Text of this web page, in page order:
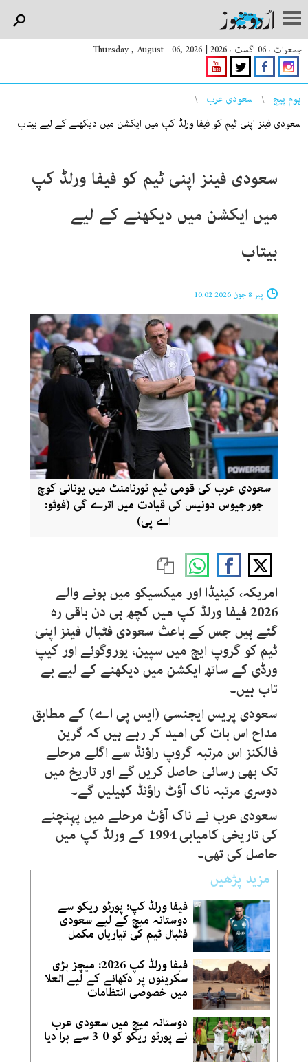
جمعرات ، 06 اگست ، 2026 |
Thursday , August 06, 2026
You are here
ہوم پیچ
سعودی عرب
سعودی فینز اپنی ٹیم کو فیفا ورلڈ کپ میں ایکشن میں دیکھنے کے لیے بیتاب
سعودی فینز اپنی ٹیم کو فیفا ورلڈ کپ
میں ایکشن میں دیکھنے کے لیے
بیتاب
پیر 8 جون 2026 10:02
سعودی عرب کی قومی ٹیم ٹورنامنٹ میں یونانی کوچ
جورجیوس دونیس کی قیادت میں اترے گی (فوٹو:
اے پی)
امریکہ، کینیڈا اور میکسیکو میں ہونے والے
2026 فیفا ورلڈ کپ میں کچھ ہی دن باقی رہ
گئے ہیں جس کے باعث سعودی فٹبال فینز اپنی
ٹیم کو گروپ ایچ میں سپین، یوروگوئے اور کیپ
ورڈی کے ساتھ ایکشن میں دیکھنے کے لیے بے
تاب ہیں۔
سعودی پریس ایجنسی (ایس پی اے) کے مطابق
مداح اس بات کی امید کر رہے ہیں کہ گرین
فالکنز اس مرتبہ گروپ راؤنڈ سے اگلے مرحلے
تک بھی رسائی حاصل کریں گے اور تاریخ میں
دوسری مرتبہ ناک آؤٹ راؤنڈ کھیلیں گے۔
سعودی عرب نے ناک آؤٹ مرحلے میں پہنچنے
کی تاریخی کامیابی 1994 کے ورلڈ کپ میں
حاصل کی تھی۔
مزید پڑھیں
فیفا ورلڈ کپ: پورٹو ریکو سے
دوستانہ میچ کے لیے سعودی
فٹبال ٹیم کی تیاریاں مکمل
فیفا ورلڈ کپ 2026: میچز بڑی
سکرینوں پر دکھانے کے لیے العلا
میں خصوصی انتظامات
دوستانہ میچ میں سعودی عرب
نے پورٹو ریکو کو 0-3 سے ہرا دیا